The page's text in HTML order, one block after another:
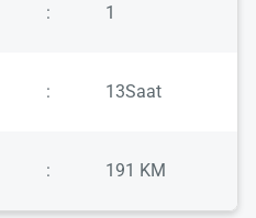
: 1
: 13Saat
: 191 KM